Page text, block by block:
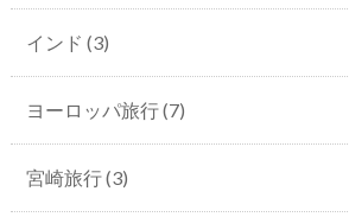
インド (3)
ヨーロッパ旅行(7)
宮崎旅行(3)